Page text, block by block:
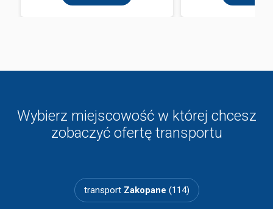
Wybierz miejscowość w której chcesz
zobaczyć ofertę transportu
transport Zakopane (114)